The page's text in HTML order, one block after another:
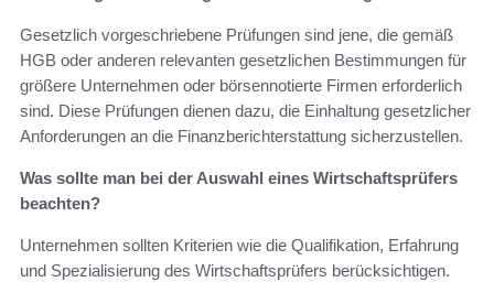
Gesetzlich vorgeschriebene Prüfungen sind jene, die gemäß
HGB oder anderen relevanten gesetzlichen Bestimmungen für
größere Unternehmen oder börsennotierte Firmen erforderlich
sind. Diese Prüfungen dienen dazu, die Einhaltung gesetzlicher
Anforderungen an die Finanzberichterstattung sicherzustellen.
Was sollte man bei der Auswahl eines Wirtschaftsprüfers
beachten?
Unternehmen sollten Kriterien wie die Qualifikation, Erfahrung
und Spezialisierung des Wirtschaftsprüfers berücksichtigen.